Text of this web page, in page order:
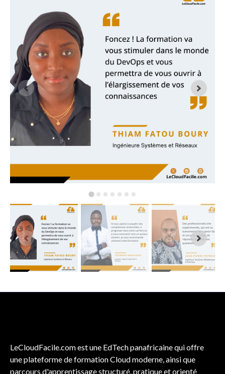
LeCloudFacile.com est une EdTech panafricaine qui offre
une plateforme de formation Cloud moderne, ainsi que
parcours d'apprentissage structuré, pratique et orienté